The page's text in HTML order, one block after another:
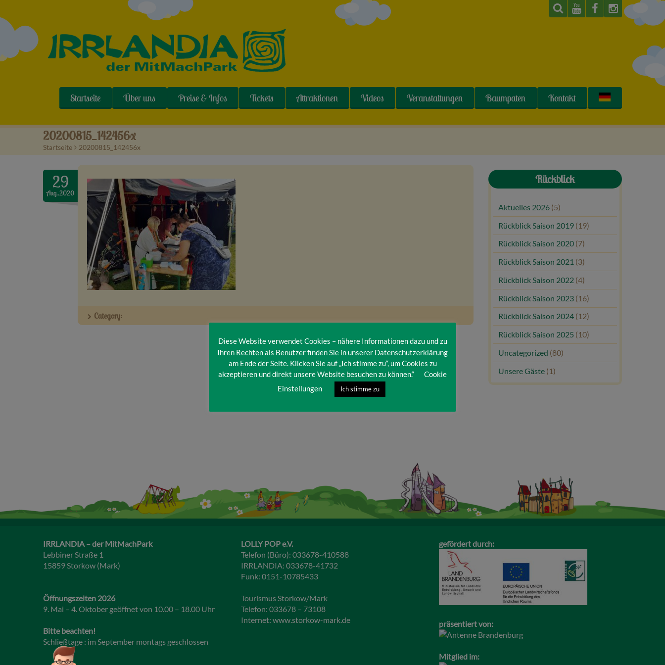
Startseite Über uns Preise & Infos Tickets Attraktionen Videos Veranstaltungen Baumpaten Kontakt
20200815_142456x
Startseite > 20200815_142456x
29
Aug..2020
Category:
Rückblick
Aktuelles 2026 (5)
Rückblick Saison 2019 (19)
Rückblick Saison 2020 (7)
Rückblick Saison 2021 (3)
Rückblick Saison 2022 (4)
Rückblick Saison 2023 (16)
Rückblick Saison 2024 (12)
Rückblick Saison 2025 (10)
Uncategorized (80)
Unsere Gäste (1)
IRRLANDIA – der MitMachPark
Lebbiner Straße 1
15859 Storkow (Mark)
Öffnungszeiten 2026
9. Mai – 4. Oktober geöffnet von 10.00 – 18.00 Uhr
Bitte beachten!
Schließtage : im September montags geschlossen
LOLLY POP e.V.
Telefon (Büro): 033678-410588
IRRLANDIA: 033678-41732
Funk: 0151-10785433
Tourismus Storkow/Mark
Telefon: 033678 – 73108
Internet: www.storkow-mark.de
gefördert durch:
präsentiert von:
Mitglied im:
Diese Website verwendet Cookies – nähere Informationen dazu und zu
Ihren Rechten als Benutzer finden Sie in unserer Datenschutzerklärung
am Ende der Seite. Klicken Sie auf „Ich stimme zu“, um Cookies zu
akzeptieren und direkt unsere Website besuchen zu können.“
Cookie
Einstellungen
Ich stimme zu